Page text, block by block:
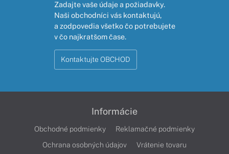
Zadajte vaše údaje a požiadavky.
Naši obchodníci vás kontaktujú,
a zodpovedia všetko čo potrebujete
v čo najkratšom čase.
Kontaktujte OBCHOD
Informácie
Obchodné podmienky
Reklamačné podmienky
Ochrana osobných údajov
Vrátenie tovaru